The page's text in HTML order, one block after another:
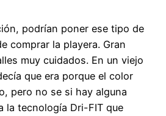
podrían poner ese tipo de
comprar la playera. Gran
muy cuidados. En un viejo
que era porque el color
pero no se si hay alguna
la tecnología Dri-FIT que